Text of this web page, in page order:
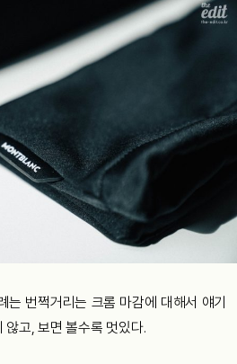
는 번쩍거리는 크롬 마감에 대해서 얘기
않고, 보면 볼수록 멋있다.